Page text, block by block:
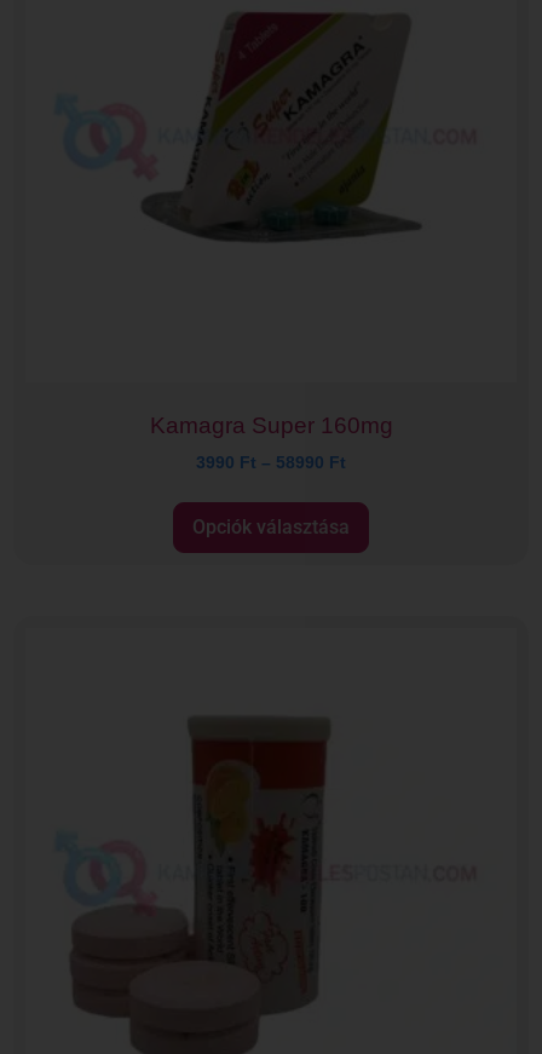
Kamagra Super 160mg
3990 Ft – 58990 Ft
Opciók választása